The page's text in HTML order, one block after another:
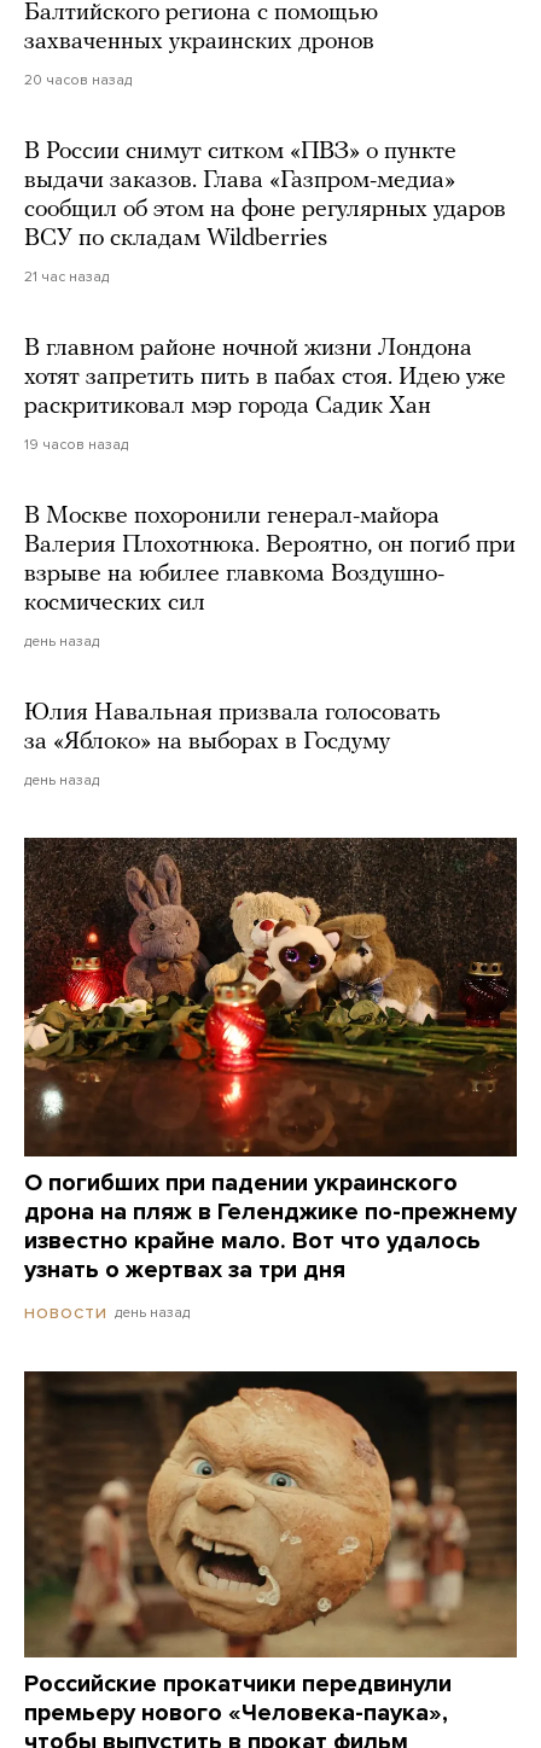
Балтийского региона с помощью
захваченных украинских дронов
20 часов назад
В России снимут ситком «ПВЗ» о пункте
выдачи заказов. Глава «Газпром-медиа»
сообщил об этом на фоне регулярных ударов
ВСУ по складам Wildberries
21 час назад
В главном районе ночной жизни Лондона
хотят запретить пить в пабах стоя. Идею уже
раскритиковал мэр города Садик Хан
19 часов назад
В Москве похоронили генерал-майора
Валерия Плохотнюка. Вероятно, он погиб при
взрыве на юбилее главкома Воздушно-
космических сил
день назад
Юлия Навальная призвала голосовать
за «Яблоко» на выборах в Госдуму
день назад
О погибших при падении украинского
дрона на пляж в Геленджике по-прежнему
известно крайне мало. Вот что удалось
узнать о жертвах за три дня
НОВОСТИ день назад
Российские прокатчики передвинули
премьеру нового «Человека-паука»,
чтобы выпустить в прокат фильм